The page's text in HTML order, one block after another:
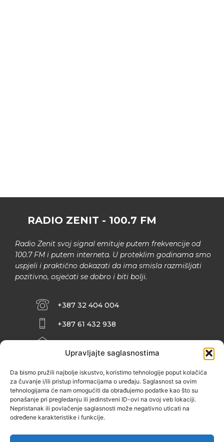
Upravljajte saglasnostima
Da bismo pružili najbolje iskustvo, koristimo tehnologije poput kolačića
za čuvanje i/ili pristup informacijama o uređaju. Saglasnost sa ovim
tehnologijama će nam omogućiti da obrađujemo podatke kao što su
ponašanje pri pregledanju ili jedinstveni ID-ovi na ovoj veb lokaciji.
Nepristanak ili povlačenje saglasnosti može negativno uticati na
određene karakteristike i funkcije.
RADIO ZENIT - 100.7 FM
Radio Zenit svoj signal emituje putem frekvencije od
100.7 FM i putem interneta. U proteklim godinama smo
uspjeli i praktično dokazati da ima smisla razmišljati
pozitivno, osjećati se dobro i biti bolji.
+387 32 404 004
+387 61 432 938
INFO@ZENIT.BA
ZENIČANKA, 3. SPRAT), 72000 ZENICA